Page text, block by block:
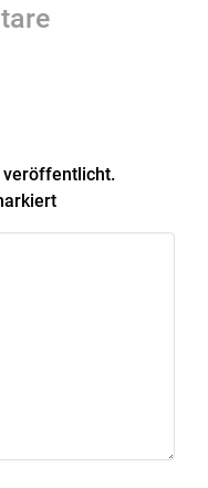
veröffentlicht.